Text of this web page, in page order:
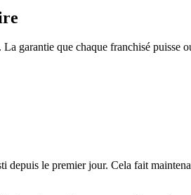
garantie que chaque franchisé puisse
le premier jour. Cela fait